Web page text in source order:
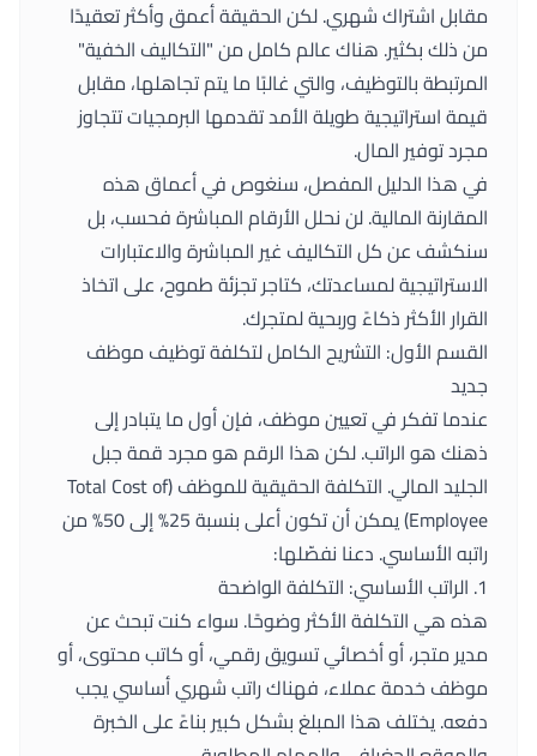
مقابل اشتراك شهري. لكن الحقيقة أعمق وأكثر تعقيدًا
من ذلك بكثير. هناك عالم كامل من "التكاليف الخفية"
المرتبطة بالتوظيف، والتي غالبًا ما يتم تجاهلها، مقابل
قيمة استراتيجية طويلة الأمد تقدمها البرمجيات تتجاوز
مجرد توفير المال.
في هذا الدليل المفصل، سنغوص في أعماق هذه
المقارنة المالية. لن نحلل الأرقام المباشرة فحسب، بل
سنكشف عن كل التكاليف غير المباشرة والاعتبارات
الاستراتيجية لمساعدتك، كتاجر تجزئة طموح، على اتخاذ
القرار الأكثر ذكاءً وربحية لمتجرك.
القسم الأول: التشريح الكامل لتكلفة توظيف موظف
جديد
عندما تفكر في تعيين موظف، فإن أول ما يتبادر إلى
ذهنك هو الراتب. لكن هذا الرقم هو مجرد قمة جبل
الجليد المالي. التكلفة الحقيقية للموظف (Total Cost of
Employee) يمكن أن تكون أعلى بنسبة 25% إلى 50% من
راتبه الأساسي. دعنا نفصّلها:
1. الراتب الأساسي: التكلفة الواضحة
هذه هي التكلفة الأكثر وضوحًا. سواء كنت تبحث عن
مدير متجر، أو أخصائي تسويق رقمي، أو كاتب محتوى، أو
موظف خدمة عملاء، فهناك راتب شهري أساسي يجب
دفعه. يختلف هذا المبلغ بشكل كبير بناءً على الخبرة